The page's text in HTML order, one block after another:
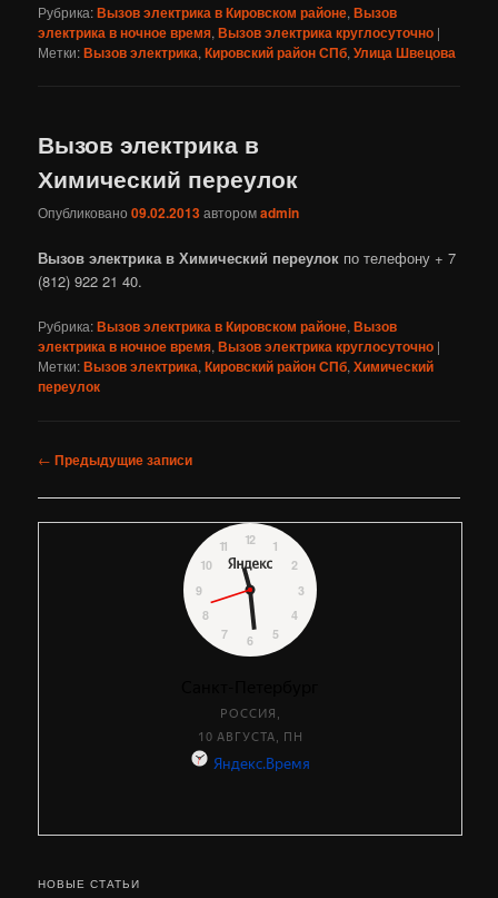
Рубрика:Вызов электрика в Кировском районе,Вызов
электрика в ночное время,Вызов электрика круглосуточно |
Метки:Вызов электрика,Кировский район СПб,Улица Швецова
Вызов электрика в
Химический переулок
Опубликовано09.02.2013авторомadmin
Вызов электрика в Химический переулок по телефону + 7
(812) 922 21 40.
Рубрика:Вызов электрика в Кировском районе,Вызов
электрика в ночное время,Вызов электрика круглосуточно |
Метки:Вызов электрика,Кировский район СПб,Химический
переулок
Навигация
записям
← Предыдущие записи
НОВЫЕ СТАТЬИ